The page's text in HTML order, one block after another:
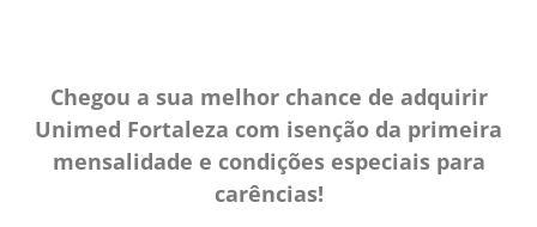
Chegou a sua melhor chance de adquirir
Unimed Fortaleza com isenção da primeira
mensalidade e condições especiais para
carências!